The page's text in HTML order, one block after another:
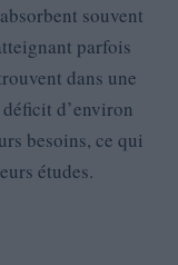
souvent
parfois
dans une
d’environ
besoins, ce qui
études.